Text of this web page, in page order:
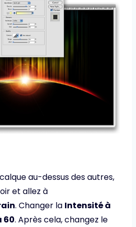
au-dessus des autres,
et allez à
. Changer la Intensité à
60. Après cela, changez le